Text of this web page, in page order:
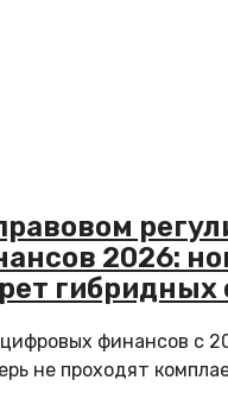
2026:
гибридных
финансов с
не проходят